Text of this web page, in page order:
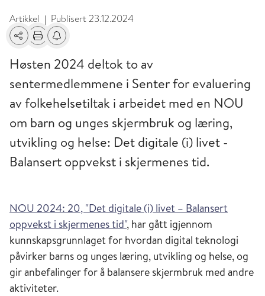
Artikkel | Publisert23.12.2024
Del Skriv utFå varsel om endringer
Høsten 2024 deltok to av
sentermedlemmene i Senter for evaluering
av folkehelsetiltak i arbeidet med en NOU
om barn og unges skjermbruk og læring,
utvikling og helse: Det digitale (i) livet -
Balansert oppvekst i skjermenes tid.
NOU 2024: 20, "Det digitale (i) livet – Balansert
oppvekst i skjermenes tid", har gått igjennom
kunnskapsgrunnlaget for hvordan digital teknologi
påvirker barns og unges læring, utvikling og helse, og
gir anbefalinger for å balansere skjermbruk med andre
aktiviteter.